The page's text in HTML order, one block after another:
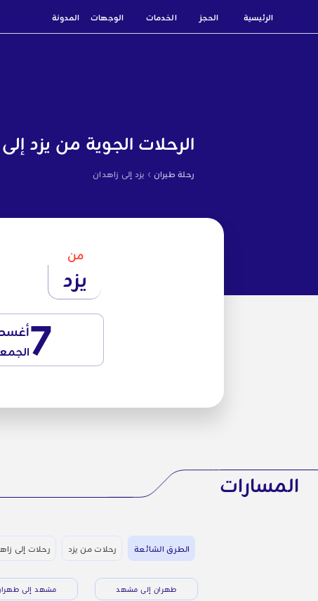
الرئيسية الحجز الخدمات الوجهات المدونة
الرحلات الجوية من يزد
رحلة طيران › يزد إلى زاهدان
من
يزد
7
المسارات
الطرق الشائعة رحلات من يزد رحلات إلى
طهران إلى مشهد مشهد إلى